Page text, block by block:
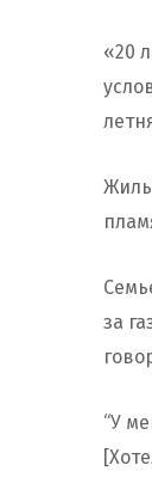
«20
за
“У